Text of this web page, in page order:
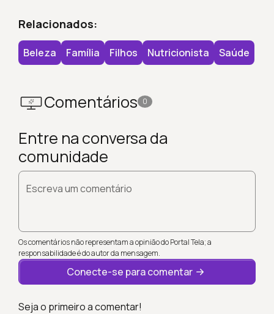
Relacionados:
Beleza Família Filhos Nutricionista Saúde
Comentários 0
Entre na conversa da
comunidade
Escreva um comentário
Os comentários não representam a opinião do Portal Tela; a
responsabilidade é do autor da mensagem.
Conecte-se para comentar
Seja o primeiro a comentar!